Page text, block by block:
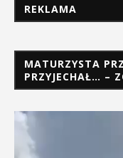
REKLAMA
MATURZYSTA
PRZYJECHAŁ… –
Odtwarzacz